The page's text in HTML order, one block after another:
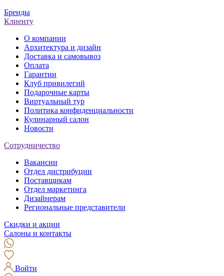
Бренды
Клиенту
О компании
Архитектура и дизайн
Доставка и самовывоз
Оплата
Гарантии
Клуб привилегий
Подарочные карты
Виртуальный тур
Политика конфиденциальности
Кулинарный салон
Новости
Сотрудничество
Вакансии
Отдел дистрибуции
Поставщикам
Отдел маркетинга
Дизайнерам
Региональные представители
Скидки и акции
Салоны и контакты
Войти